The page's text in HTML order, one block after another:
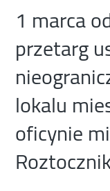
1 marca
przetarg
lokalu
oficynie